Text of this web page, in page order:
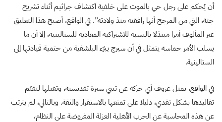
أن يُحكم على رجل حي بالموت على خلفية اكتشاف جراثيم أثناء تشريح
جثة، التي من المرجح أنها رافقته منذ ولادته”. في الواقع، أصبح هذا التعليق
غير المألوف أمرا مبتذلا بالنسبة للاشتراكية المعادية للستالينية، إلا أن ما
يسلب الأمر حماسه يتمثل في أن سيرج يبرّء البلشفية من حتمية قيادتها إلى
الستالينية.
في الواقع، يمثل عزوف أي حركة عن تبني سيرة تقديسية، وتقبلها لتقيّم
تقاليدها بشكل نقدي، دليلا على تمتعها بالاستقرار والثقة. وبالتالي، لم يترتب
عن هذه المحاسبة عن الحرب الأهلية العزلة المفروضة على النظام،